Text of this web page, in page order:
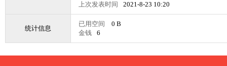
上次发表时间
2021-8-23 10:20
统计信息
已用空间
0 B
金钱
6